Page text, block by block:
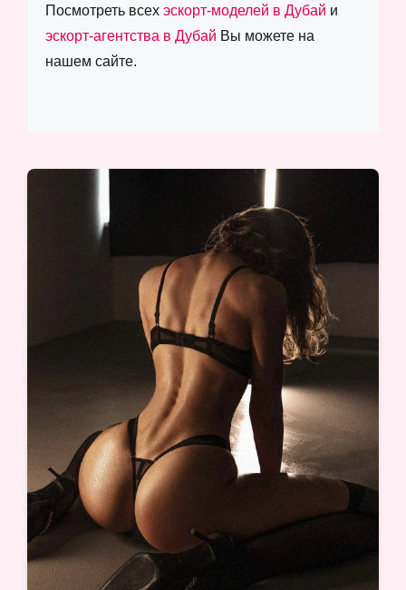
Посмотреть всех эскорт-моделей в Дубай и
эскорт-агентства в Дубай Вы можете на
нашем сайте.